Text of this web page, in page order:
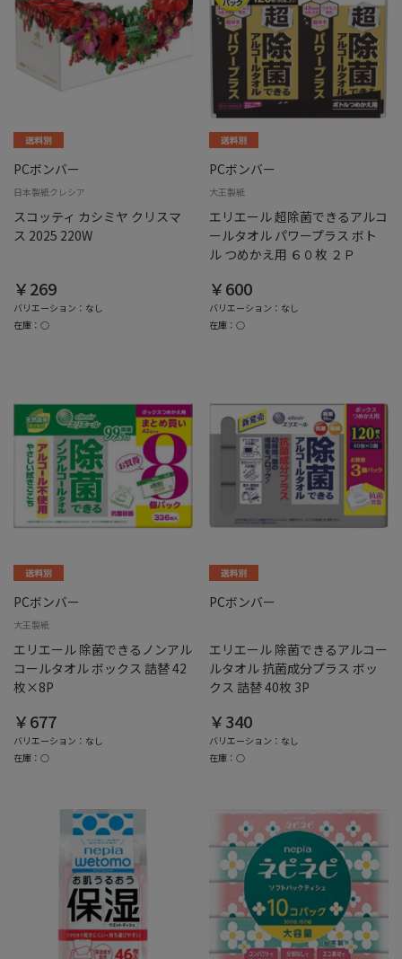
PCボンバー
日本製紙クレシア
スコッティ カシミヤ クリスマ
ス 2025 220W
￥269
バリエーション：なし
在庫：○
PCボンバー
大王製紙
エリエール 超除菌できるアルコ
ールタオル パワープラス ボト
ル つめかえ用 ６０枚 ２Ｐ
￥600
バリエーション：なし
在庫：○
PCボンバー
大王製紙
エリエール 除菌できるノンアル
コールタオル ボックス 詰替 42
枚×8P
￥677
バリエーション：なし
在庫：○
PCボンバー
エリエール 除菌できるアルコー
ルタオル 抗菌成分プラス ボッ
クス 詰替 40枚 3P
￥340
バリエーション：なし
在庫：○